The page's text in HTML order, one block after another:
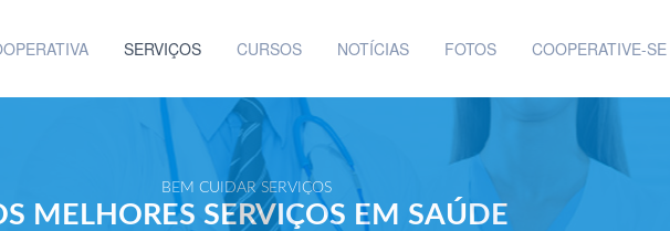
SERVIÇOS CURSOS NOTÍCIAS FOTOS COOPERATIVE-
BEM CUIDAR SERVIÇOS
MELHORES SERVIÇOS EM SAÚDE